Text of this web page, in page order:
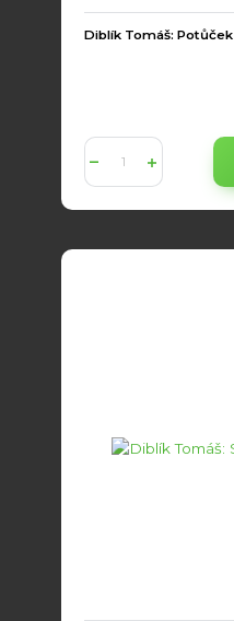
Diblík Tomáš: Potůček